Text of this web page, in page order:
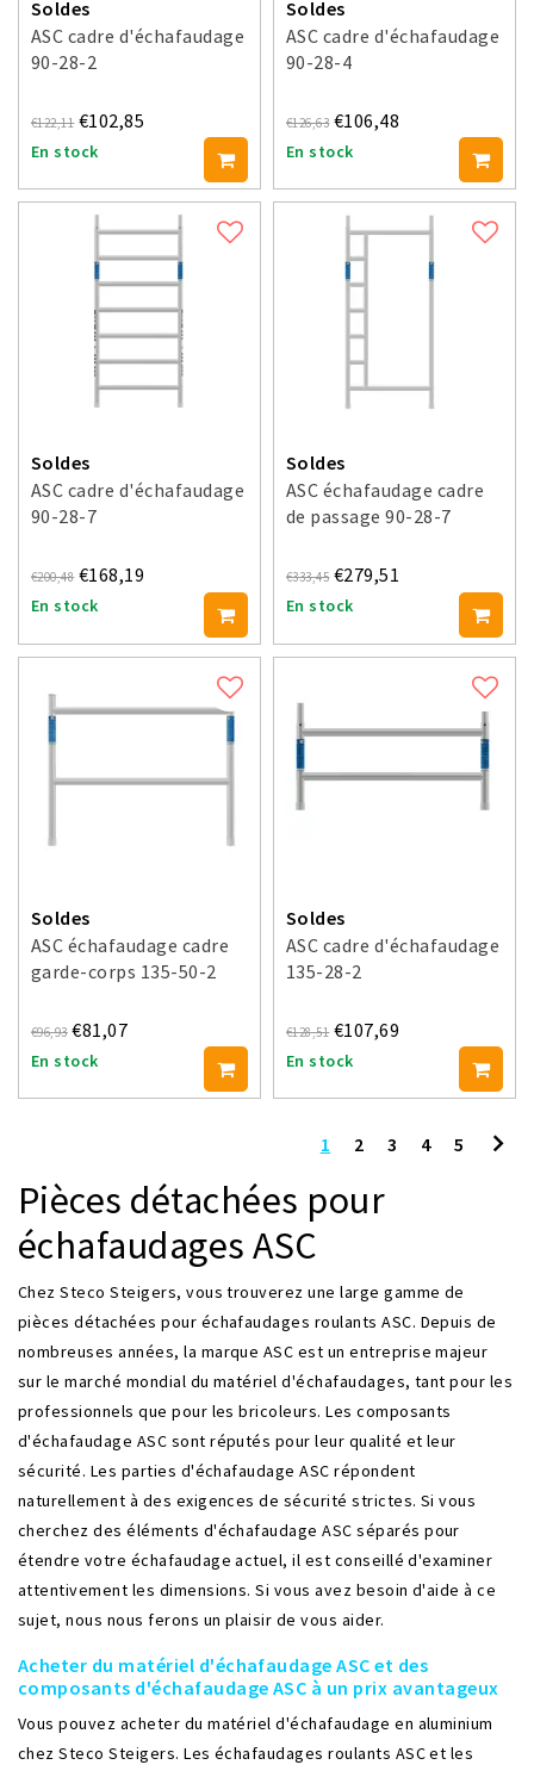
Soldes
ASC cadre d'échafaudage
90-28-2
€122,11 €102,85
En stock
Soldes
ASC cadre d'échafaudage
90-28-4
€126,63 €106,48
En stock
Soldes
ASC cadre d'échafaudage
90-28-7
€200,48 €168,19
En stock
Soldes
ASC échafaudage cadre
de passage 90-28-7
€333,45 €279,51
En stock
Soldes
ASC échafaudage cadre
garde-corps 135-50-2
€96,93 €81,07
En stock
Soldes
ASC cadre d'échafaudage
135-28-2
€128,51 €107,69
En stock
1 2 3 4 5
Pièces détachées pour
échafaudages ASC
Chez Steco Steigers, vous trouverez une large gamme de
pièces détachées pour échafaudages roulants ASC. Depuis de
nombreuses années, la marque ASC est un entreprise majeur
sur le marché mondial du matériel d'échafaudages, tant pour les
professionnels que pour les bricoleurs. Les composants
d'échafaudage ASC sont réputés pour leur qualité et leur
sécurité. Les parties d'échafaudage ASC répondent
naturellement à des exigences de sécurité strictes. Si vous
cherchez des éléments d'échafaudage ASC séparés pour
étendre votre échafaudage actuel, il est conseillé d'examiner
attentivement les dimensions. Si vous avez besoin d'aide à ce
sujet, nous nous ferons un plaisir de vous aider.
Acheter du matériel d'échafaudage ASC et des
composants d'échafaudage ASC à un prix avantageux
Vous pouvez acheter du matériel d'échafaudage en aluminium
chez Steco Steigers. Les échafaudages roulants ASC et les